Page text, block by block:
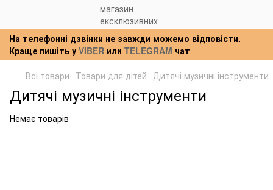
На телефонні дзвінки не завжди можемо відповісти.
Краще пишіть у VIBER или TELEGRAM чат
Всі товари Товари для дітей Дитячі музичні інструменти
Дитячі музичні інструменти
Немає товарів